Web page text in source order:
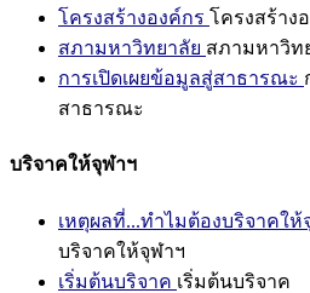
โครงสร้างองค์กร โครงสร้าง
สภามหาวิทยาลัย สภามหาวิท
การเปิดเผยข้อมูลสู่สาธารณะ
สาธารณะ
บริจาคให้จุฬาฯ
เหตุผลที่...ทำไมต้องบริจาคให้
บริจาคให้จุฬาฯ
เริ่มต้นบริจาค เริ่มต้นบริจาค